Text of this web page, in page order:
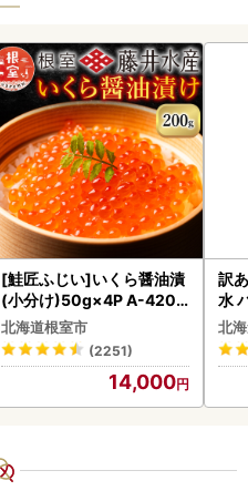
[鮭匠ふじい]いくら醤油漬
(小分け)50g×4P A-4209
5
北海道根室市
(2251)
14,000
訳
水
ク
付
海
取
北